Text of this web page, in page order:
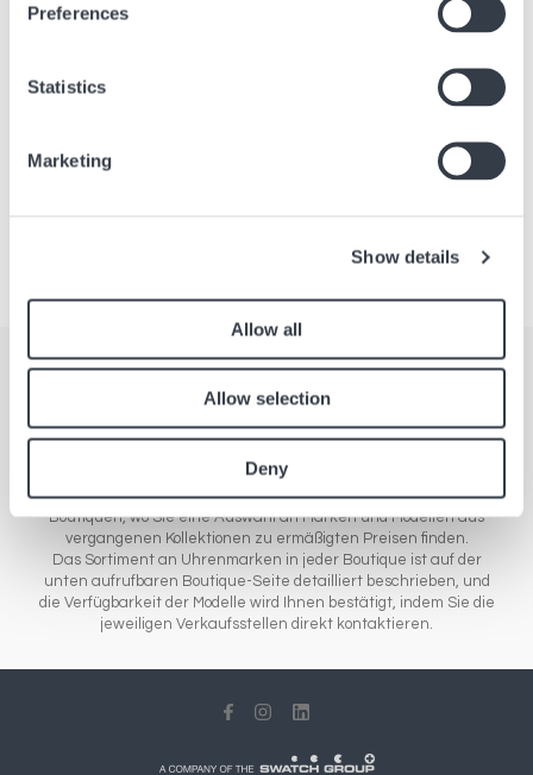
Preferences
Statistics
Marketing
Show details
Allow all
Allow selection
Deny
Alle unsere Verkaufsstellen in Europa, Asien und Amerika. Unser
in denen die neuen Uhren- und Schmuckmodelle der Marken vom
Einstiegs- bis zum Luxussegment verkauft werden, oder Outlet-
Boutiquen, wo Sie eine Auswahl an Marken und Modellen aus
vergangenen Kollektionen zu ermäßigten Preisen finden.
Das Sortiment an Uhrenmarken in jeder Boutique ist auf der
unten aufrufbaren Boutique-Seite detailliert beschrieben, und
die Verfügbarkeit der Modelle wird Ihnen bestätigt, indem Sie die
jeweiligen Verkaufsstellen direkt kontaktieren.
Bangkok Thailand Berlin